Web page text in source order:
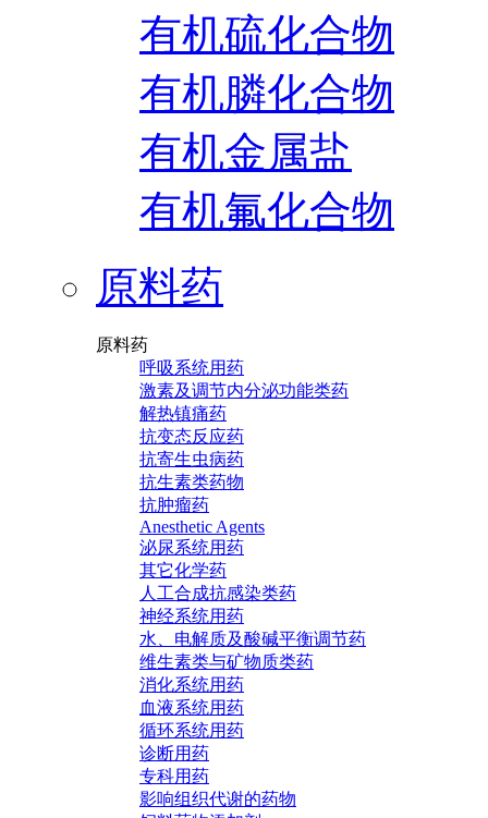
有机硫化合物
有机膦化合物
有机金属盐
有机氟化合物
原料药
原料药
呼吸系统用药
激素及调节内分泌功能类药
解热镇痛药
抗变态反应药
抗寄生虫病药
抗生素类药物
抗肿瘤药
Anesthetic Agents
泌尿系统用药
其它化学药
人工合成抗感染类药
神经系统用药
水、电解质及酸碱平衡调节药
维生素类与矿物质类药
消化系统用药
血液系统用药
循环系统用药
诊断用药
专科用药
影响组织代谢的药物